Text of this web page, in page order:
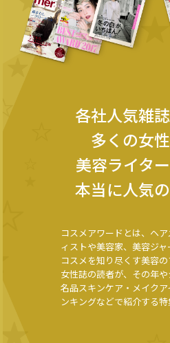
各社人気雑誌
多くの女
美容ライタ
本当に人気の
コスメアワードとは、 ヘ
ィストや美容家、 美容ジ
コスメを知り尽くす美容の
女性誌の読者が、 その年
名品スキンケア・メイクア
ンキングなどで紹介する特